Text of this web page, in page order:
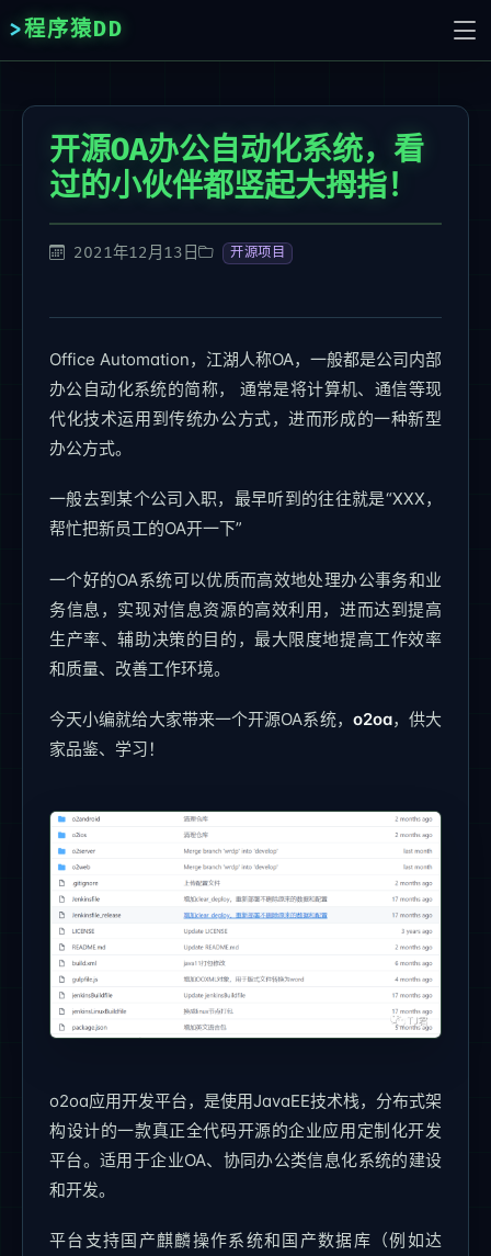
程序猿DD
开源OA办公自动化系统，看
过的小伙伴都竖起大拇指！
2021年12月13日 开源项目
Office Automation，江湖人称OA，一般都是公司内部
办公自动化系统的简称， 通常是将计算机、通信等现
代化技术运用到传统办公方式，进而形成的一种新型
办公方式。
一般去到某个公司入职，最早听到的往往就是“XXX，
帮忙把新员工的OA开一下”
一个好的OA系统可以优质而高效地处理办公事务和业
务信息，实现对信息资源的高效利用，进而达到提高
生产率、辅助决策的目的，最大限度地提高工作效率
和质量、改善工作环境。
今天小编就给大家带来一个开源OA系统， o2oa，供大
家品鉴、学习！
o2oa应用开发平台，是使用JavaEE技术栈，分布式架
构设计的一款真正全代码开源的企业应用定制化开发
平台。适用于企业OA、协同办公类信息化系统的建设
和开发。
平台支持国产麒麟操作系统和国产数据库（例如达